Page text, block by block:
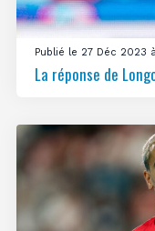
Publié le 27 Déc 2023
La réponse de